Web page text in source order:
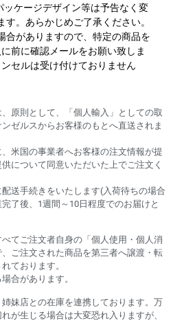
ケージデザイン等は予告なく変
。あらかじめご了承ください。
合がありますので、特定の商品を
前に確認メールをお願い致しま
セルは受け付けておりません
原則として、「個人輸入」としての取
ゼルスからお客様のもとへ直送されま
米国の事業者へお客様の注文情報が提
について同意いただいた上でご注文く
送手続きをいたします(入荷待ちの場合
了後、1週間～10日程度でのお届けと
てご注文者自身の「個人使用・個人消
ご注文された商品を第三者へ譲渡・転
ております。
合があります。
妹店との在庫を連携しております。万
が生じる場合は大変恐れ入りますが、